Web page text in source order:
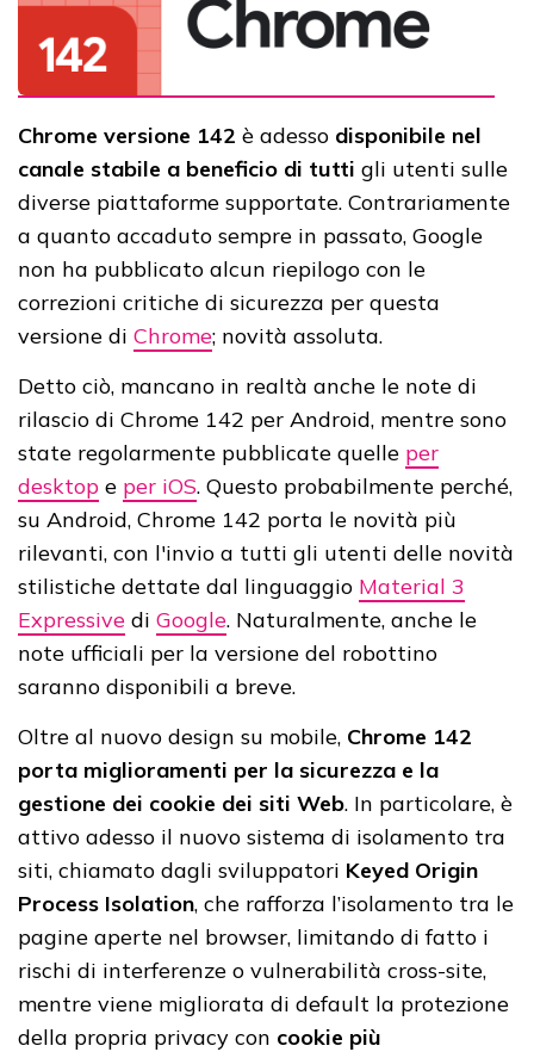
Chrome versione 142 è adesso disponibile nel
canale stabile a beneficio di tutti gli utenti sulle
diverse piattaforme supportate. Contrariamente
a quanto accaduto sempre in passato, Google
non ha pubblicato alcun riepilogo con le
correzioni critiche di sicurezza per questa
versione di Chrome; novità assoluta.
Detto ciò, mancano in realtà anche le note di
rilascio di Chrome 142 per Android, mentre sono
state regolarmente pubblicate quelle per
desktop e per iOS. Questo probabilmente perché,
su Android, Chrome 142 porta le novità più
rilevanti, con l'invio a tutti gli utenti delle novità
stilistiche dettate dal linguaggio Material 3
Expressive di Google. Naturalmente, anche le
note ufficiali per la versione del robottino
saranno disponibili a breve.
Oltre al nuovo design su mobile, Chrome 142
porta miglioramenti per la sicurezza e la
gestione dei cookie dei siti Web. In particolare, è
attivo adesso il nuovo sistema di isolamento tra
siti, chiamato dagli sviluppatori Keyed Origin
Process Isolation, che rafforza l’isolamento tra le
pagine aperte nel browser, limitando di fatto i
rischi di interferenze o vulnerabilità cross-site,
mentre viene migliorata di default la protezione
della propria privacy con cookie più